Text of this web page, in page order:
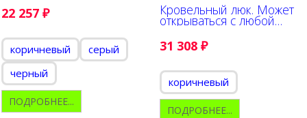
22 257 ₽
коричневый
серый
черный
ПОДРОБНЕЕ...
Кровельный люк. Может
открываться с любой
стороны.
31 308 ₽
коричневый
ПОДРОБНЕЕ...